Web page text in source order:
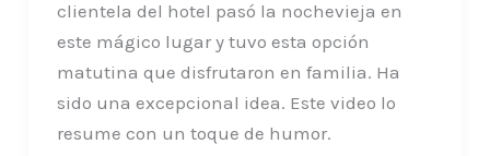
clientela del hotel pasó la nochevieja en
este mágico lugar y tuvo esta opción
matutina que disfrutaron en familia. Ha
sido una excepcional idea. Este video lo
resume con un toque de humor.